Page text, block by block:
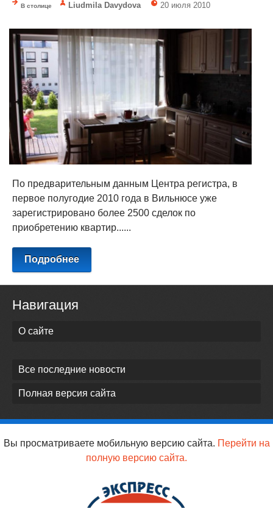
В столице Liudmila Davydova 20 июля 2010
По предварительным данным Центра регистра, в
первое полугодие 2010 года в Вильнюсе уже
зарегистрировано более 2500 сделок по
приобретению квартир......
Подробнее
Навигация
О сайте
Все последние новости
Полная версия сайта
Вы просматриваете мобильную версию сайта. Перейти на
полную версию сайта.